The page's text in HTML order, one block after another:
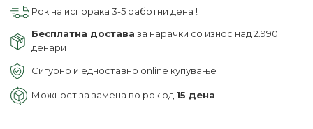
Рок на испорака 3-5 работни дена !
Бесплатна достава за нарачки со износ над 2.990
денари
Сигурно и едноставно online купување
Можност за замена во рок од 15 дена